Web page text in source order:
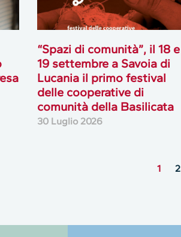
“Spazi di comunità”, il 18 e
19 settembre a Savoia di
Lucania il primo festival
delle cooperative di
comunità della Basilicata
30 Luglio 2026
1 2